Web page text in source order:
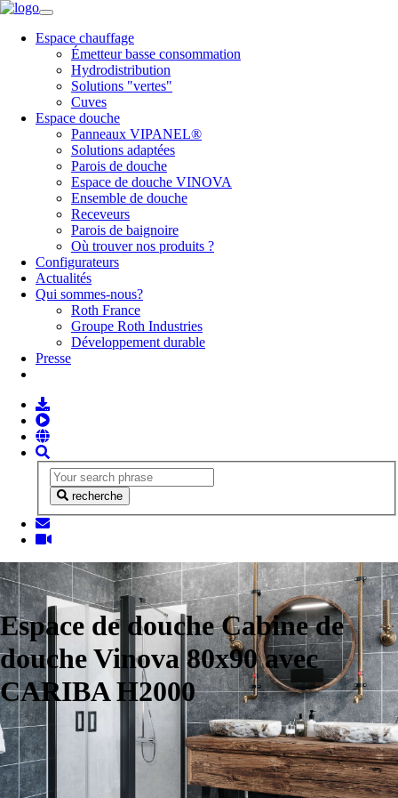
Espace chauffage
Émetteur basse consommation
Hydrodistribution
Solutions "vertes"
Cuves
Espace douche
Panneaux VIPANEL®
Solutions adaptées
Parois de douche
Espace de douche VINOVA
Ensemble de douche
Receveurs
Parois de baignoire
Où trouver nos produits ?
Configurateurs
Actualités
Qui sommes-nous?
Roth France
Groupe Roth Industries
Développement durable
Presse
recherche
Espace de douche Cabine de
douche Vinova 80x90 avec
CARIBA H2000